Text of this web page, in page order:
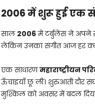
2006 में शुरू हुई एक
साल 2006में टर्बुलेंस ने अपने
लेकिन उनका संगीत आज हर
एक साधारणमहाराष्ट्रीयन
ऊँचाइयाँ छू लीं। शुरुआती दौर
मुश्किल को अवसर में बदल